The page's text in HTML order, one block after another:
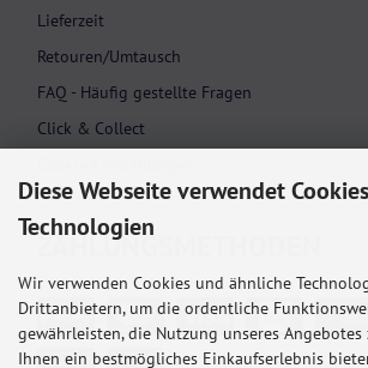
Lieferzeit
Retouren/Umtausch
FAQ - Häufig gestellte Fragen
Click & Collect
ZAHLUNGS­METHODEN
Diese Webseite verwendet
Technologien
Wir verwenden Cookies und ähnliche
Drittanbietern, um die ordentliche
gewährleisten, die Nutzung unseres
Ihnen ein bestmögliches Einkaufserlebnis